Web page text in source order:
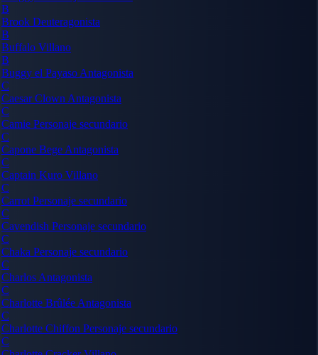
B
Brook Deuteragonista
B
Buffalo Villano
B
Buggy el Payaso Antagonista
C
Caesar Clown Antagonista
C
Camie Personaje secundario
C
Capone Bege Antagonista
C
Captain Kuro Villano
C
Carrot Personaje secundario
C
Cavendish Personaje secundario
C
Chaka Personaje secundario
C
Charlos Antagonista
C
Charlotte Brûlée Antagonista
C
Charlotte Chiffon Personaje secundario
C